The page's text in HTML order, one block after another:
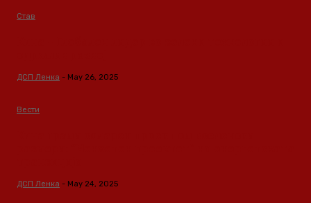
Став
ДСП Ленка - May 26, 2025
Вести
ДСП Ленка - May 24, 2025